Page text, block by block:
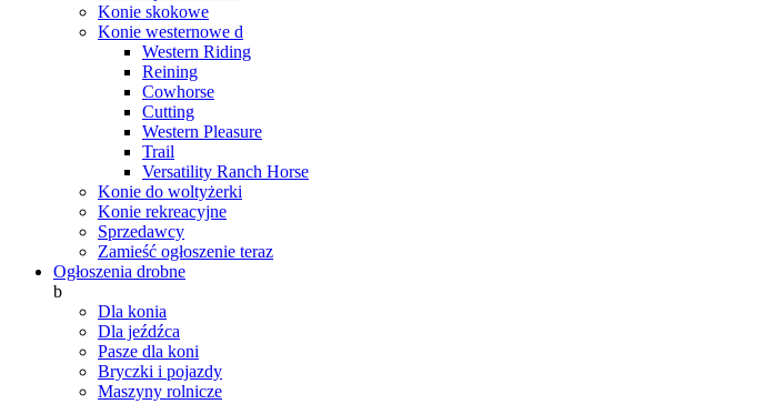
Konie skokowe
Konie westernowe d
Western Riding
Reining
Cowhorse
Cutting
Western Pleasure
Trail
Versatility Ranch Horse
Konie do woltyżerki
Konie rekreacyjne
Sprzedawcy
Zamieść ogłoszenie teraz
Ogłoszenia drobne
b
Dla konia
Dla jeźdźca
Pasze dla koni
Bryczki i pojazdy
Maszyny rolnicze